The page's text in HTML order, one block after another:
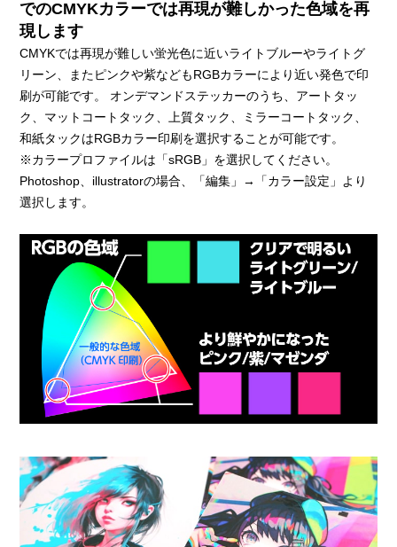
でのCMYKカラーでは再現が難しかった色域を再
現します
CMYKでは再現が難しい蛍光色に近いライトブルーやライトグ
リーン、またピンクや紫などもRGBカラーにより近い発色で印
刷が可能です。 オンデマンドステッカーのうち、アートタッ
ク、マットコートタック、上質タック、ミラーコートタック、
和紙タックはRGBカラー印刷を選択することが可能です。
※カラープロファイルは「sRGB」を選択してください。
Photoshop、illustratorの場合、「編集」→「カラー設定」より
選択します。